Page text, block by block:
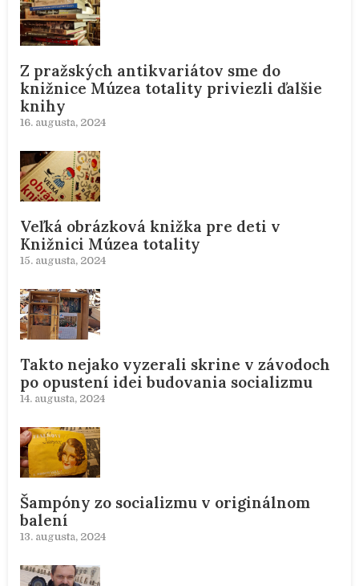
Z pražských antikvariátov sme do
knižnice Múzea totality priviezli ďalšie
knihy
16. augusta, 2024
Veľká obrázková knižka pre deti v
Knižnici Múzea totality
15. augusta, 2024
Takto nejako vyzerali skrine v závodoch
po opustení idei budovania socializmu
14. augusta, 2024
Šampóny zo socializmu v originálnom
balení
13. augusta, 2024